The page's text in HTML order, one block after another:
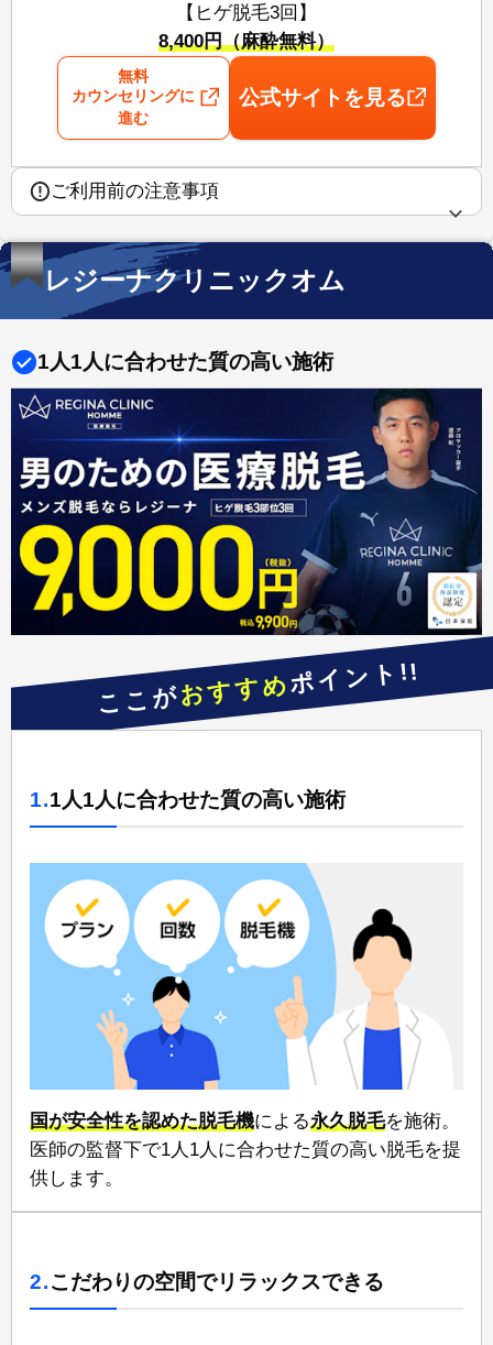
【ヒゲ脱毛3回】
8,400円（麻酔無料）
無料
カウンセリングに
進む
公式サイトを見る
ご利用前の注意事項
レジーナクリニックオム
1人1人に合わせた質の高い施術
ここがおすすめポイント!!
1.1人1人に合わせた質の高い施術
国が安全性を認めた脱毛機による永久脱毛を施術。
医師の監督下で⁠1人1人に合わせた質の高い脱毛⁠を提
供します。
2.こだわりの空間でリラックスできる